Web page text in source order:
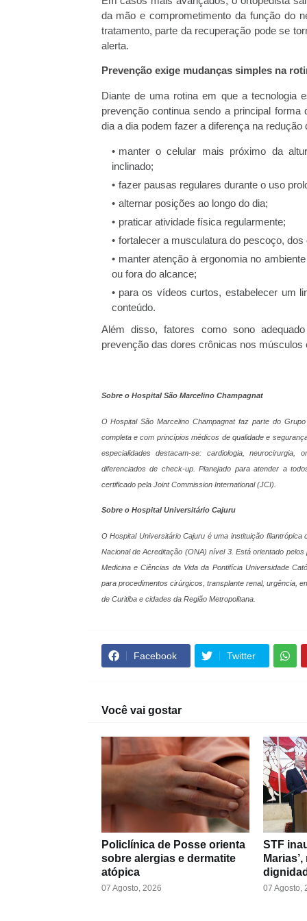
da mão e comprometimento da função do
tratamento, parte da recuperação pode se
alerta.
Prevenção exige mudanças simples na
Diante de uma rotina em que a tecnologia
prevenção continua sendo a principal
dia a dia podem fazer a diferença na
manter o celular mais próximo da
inclinado;
fazer pausas regulares durante o uso
alternar posições ao longo do dia;
praticar atividade física regularmente;
fortalecer a musculatura do pescoço,
manter atenção à ergonomia no
ou fora do alcance;
para os vídeos curtos, estabelecer um
conteúdo.
Além disso, fatores como sono
prevenção das dores crônicas nos músculos
Sobre o Hospital São Marcelino Champagnat
O Hospital São Marcelino Champagnat faz parte do
completa e com princípios médicos de qualidade e
especialidades destacam-se: cardiologia,
diferenciados de check-up. Planejado para atender a
certificado pela Joint Commission International (JCI).
Sobre o Hospital Universitário Cajuru
O Hospital Universitário Cajuru é uma instituição
Nacional de Acreditação (ONA) nível 3. Está orientado
Medicina e Ciências da Vida da Pontifícia Universidade
para procedimentos cirúrgicos, transplante renal, urgência,
de Curitiba e cidades da Região Metropolitana.
Facebook Twitter
Você vai gostar
Policlínica de Posse orienta
sobre alergias e dermatite
atópica
07 Agosto, 2026
STF
07 Agosto,